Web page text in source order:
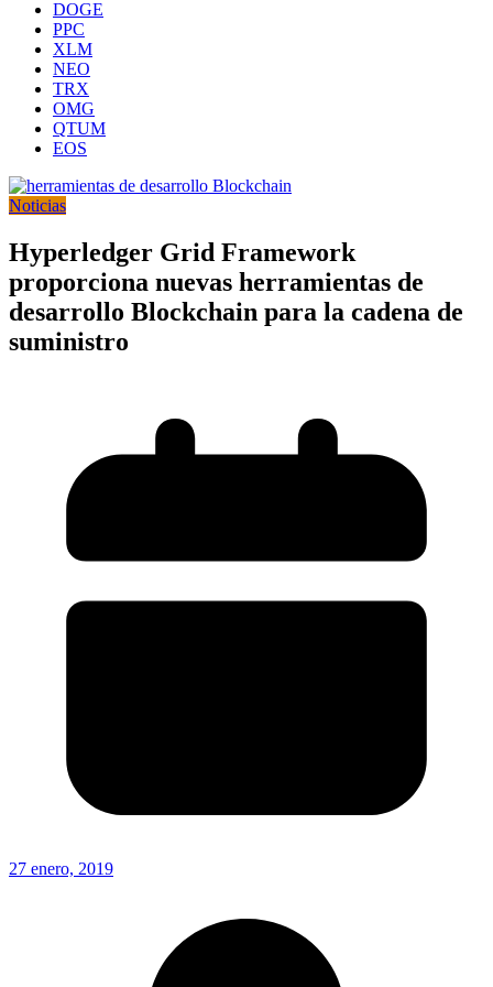
DOGE
PPC
XLM
NEO
TRX
OMG
QTUM
EOS
Noticias
Hyperledger Grid Framework
proporciona nuevas herramientas de
desarrollo Blockchain para la cadena de
suministro
27 enero, 2019